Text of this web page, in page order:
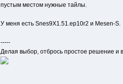
пустым местом нужные тайлы.
У меня есть Snes9X1.51.ep10r2 и Mesen-S.
-----
Делая выбор, отбрось простое решение и